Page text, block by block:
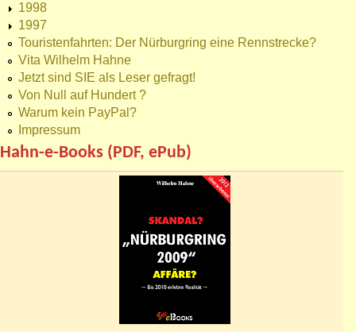
1998
1997
Touristenfahrten: Der Nürburgring eine Rennstrecke?
Vita Wilhelm Hahne
Jetzt sind SIE als Leser gefragt!
Von Null auf Hundert ?
Warum kein PayPal?
Impressum
Hahn-e-Books (PDF, ePub)